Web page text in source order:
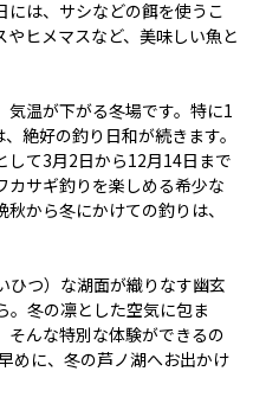
には、サシなどの餌を使うこ
ヒメマスなど、美味しい魚と
気温が下がる冬場です。特に1
絶好の釣り日和が続きます。
して3月2日から12月14日まで
カサギ釣りを楽しめる希少な
から冬にかけての釣りは、
ひつ）な湖面が織りなす幽玄
。冬の凛とした空気に包ま
そんな特別な体験ができるの
めに、冬の芦ノ湖へお出かけ